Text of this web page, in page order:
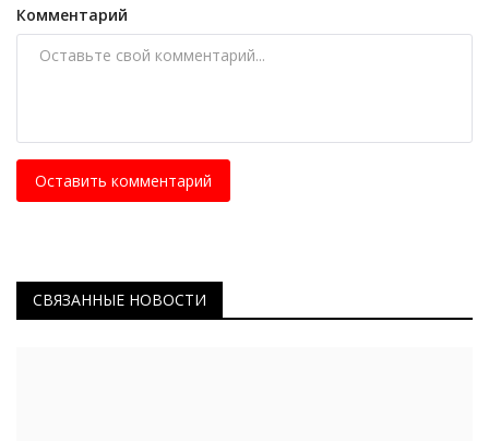
Комментарий
Оставить комментарий
СВЯЗАННЫЕ НОВОСТИ